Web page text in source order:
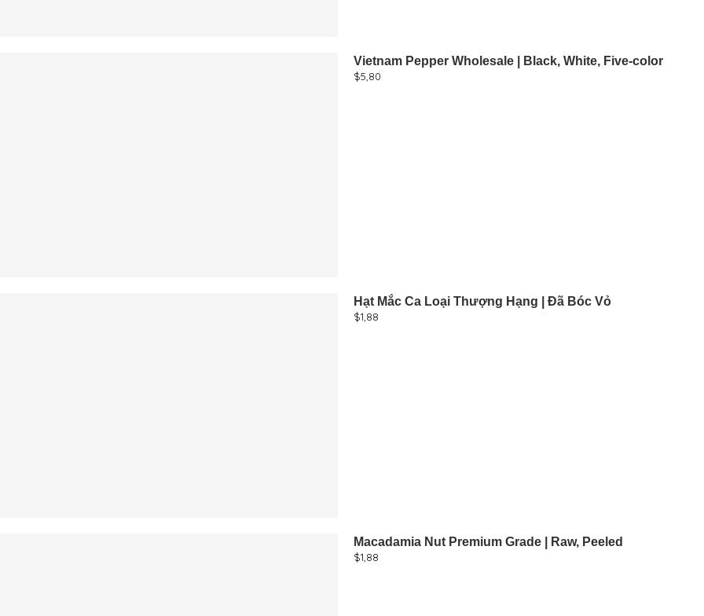
Vietnam Pepper Wholesale | Black, White, Five-color
$5,80
Hạt Mắc Ca Loại Thượng Hạng | Đã Bóc Vỏ
$1,88
Macadamia Nut Premium Grade | Raw, Peeled
$1,88